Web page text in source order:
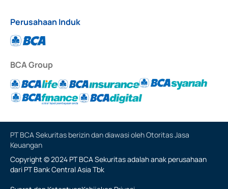
Perusahaan Induk
BCA Group
PT BCA Sekuritas berizin dan diawasi oleh Otoritas Jasa
Keuangan
Copyright © 2024 PT BCA Sekuritas adalah anak perusahaan
dari PT Bank Central Asia Tbk